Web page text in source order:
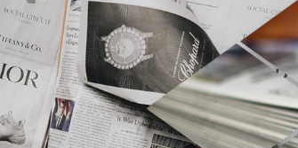
压力试验机系列
水泥试验仪器系列
检测仪器系列
试模系列
技术知识